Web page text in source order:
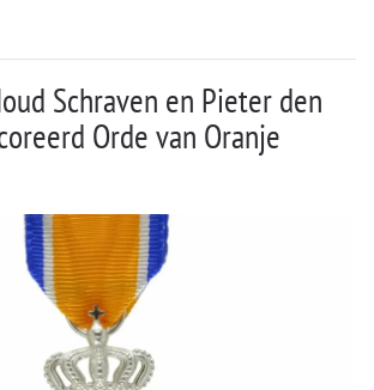
Schraven en Pieter den
Orde van Oranje